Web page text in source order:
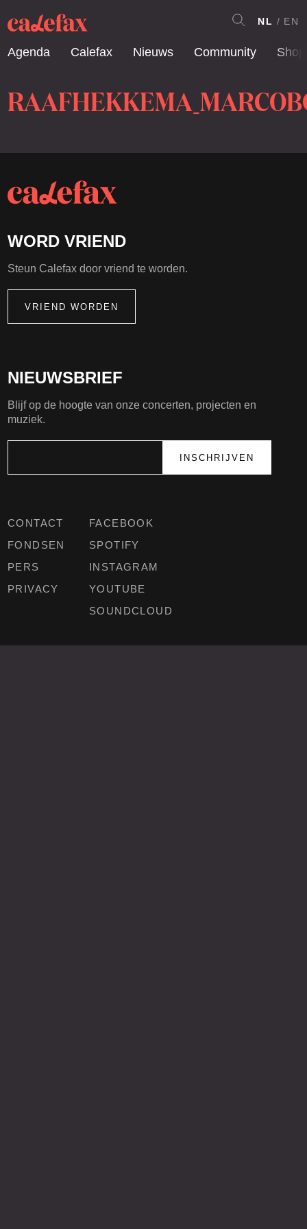
Agenda Calefax Nieuws Community Shop
NL EN
CONTACT
FONDSEN
PERS
PRIVACY
FACEBOOK
SPOTIFY
INSTAGRAM
YOUTUBE
SOUNDCLOUD
NIEUWSBRIEF
Blijf op de hoogte van onze concerten, projecten en
muziek.
WORD VRIEND
Steun Calefax door vriend te worden.
VRIEND WORDEN